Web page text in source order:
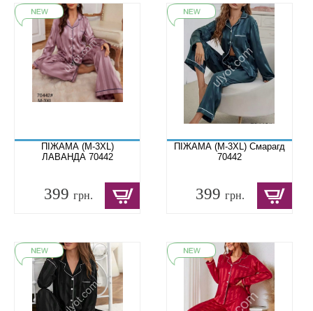
ПІЖАМА (M-3XL)
ЛАВАНДА 70442
399 грн.
ПІЖАМА (M-3XL) Смарагд
70442
399грн.